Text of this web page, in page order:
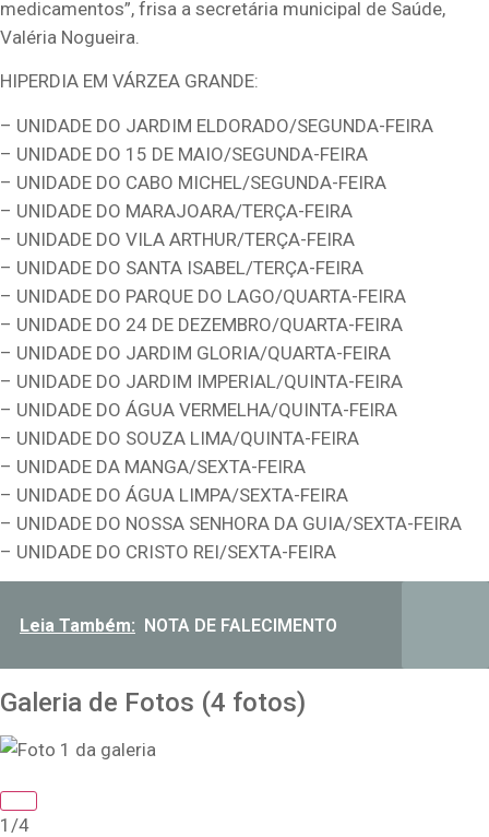
medicamentos”, frisa a secretária municipal de Saúde,
Valéria Nogueira.
HIPERDIA EM VÁRZEA GRANDE:
– UNIDADE DO JARDIM ELDORADO/SEGUNDA-FEIRA
– UNIDADE DO 15 DE MAIO/SEGUNDA-FEIRA
– UNIDADE DO CABO MICHEL/SEGUNDA-FEIRA
– UNIDADE DO MARAJOARA/TERÇA-FEIRA
– UNIDADE DO VILA ARTHUR/TERÇA-FEIRA
– UNIDADE DO SANTA ISABEL/TERÇA-FEIRA
– UNIDADE DO PARQUE DO LAGO/QUARTA-FEIRA
– UNIDADE DO 24 DE DEZEMBRO/QUARTA-FEIRA
– UNIDADE DO JARDIM GLORIA/QUARTA-FEIRA
– UNIDADE DO JARDIM IMPERIAL/QUINTA-FEIRA
– UNIDADE DO ÁGUA VERMELHA/QUINTA-FEIRA
– UNIDADE DO SOUZA LIMA/QUINTA-FEIRA
– UNIDADE DA MANGA/SEXTA-FEIRA
– UNIDADE DO ÁGUA LIMPA/SEXTA-FEIRA
– UNIDADE DO NOSSA SENHORA DA GUIA/SEXTA-FEIRA
– UNIDADE DO CRISTO REI/SEXTA-FEIRA
Leia Também: NOTA DE FALECIMENTO
Galeria de Fotos (4 fotos)
1/4